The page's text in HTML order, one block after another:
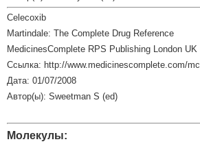
Celecoxib
Martindale: The Complete Drug Reference
MedicinesComplete RPS Publishing London UK
Ссылка: http://www.medicinescomplete.com/mc
Дата: 01/07/2008
Автор(ы): Sweetman S (ed)
Молекулы: